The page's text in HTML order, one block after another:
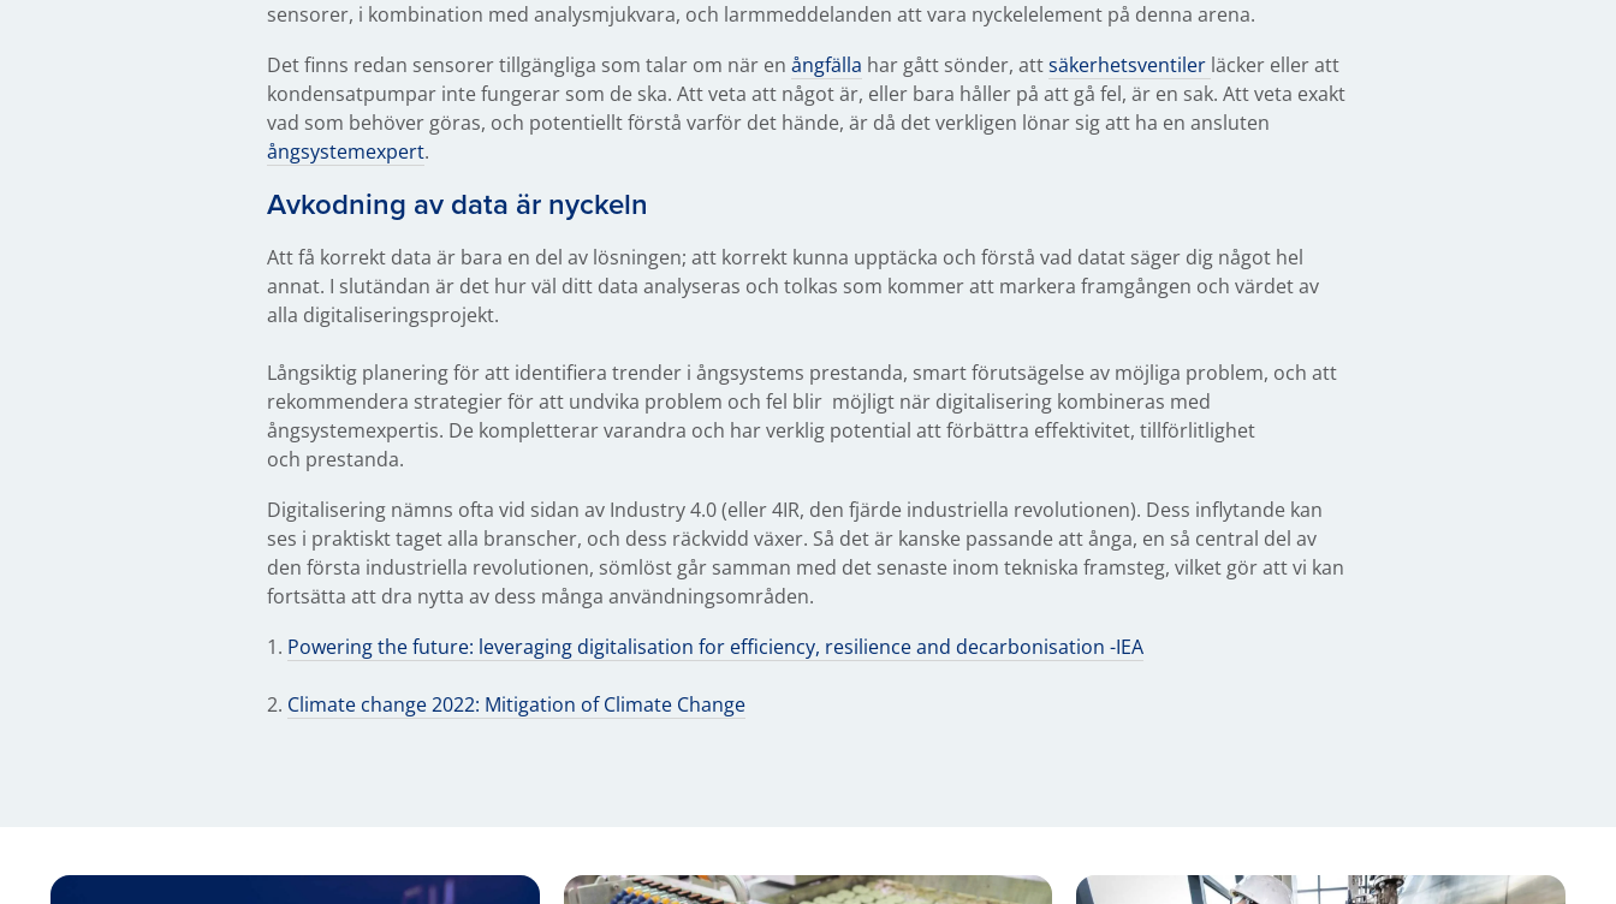
sensorer, i kombination med analysmjukvara, och larmmeddelanden att vara nyckelelement på denna arena.
Det finns redan sensorer tillgängliga som talar om när en ångfälla har gått sönder, attsäkerhetsventiler läcker eller att
kondensatpumpar inte fungerar som de ska. Att veta att något är, eller bara håller på att gå fel, är en sak. Att veta exakt
vad som behöver göras, och potentiellt förstå varför det hände, är då det verkligen lönar sig att ha en ansluten
ångsystemexpert.
Avkodning av data är nyckeln
Att få korrekt data är bara en del av lösningen; att korrekt kunna upptäcka och förstå vad datat säger dig något hel
annat. I slutändan är det hur väl ditt data analyseras och tolkas som kommer att markera framgången och värdet av
alla digitaliseringsprojekt.
Långsiktig planering för att identifiera trender i ångsystems prestanda, smart förutsägelse av möjliga problem, och att
rekommendera strategier för att undvika problem och fel blir möjligt när digitalisering kombineras med
ångsystemexpertis. De kompletterar varandra och har verklig potential att förbättra effektivitet, tillförlitlighet
och prestanda.
Digitalisering nämns ofta vid sidan av Industry 4.0 (eller 4IR, den fjärde industriella revolutionen). Dess inflytande kan
ses i praktiskt taget alla branscher, och dess räckvidd växer. Så det är kanske passande att ånga, en så central del av
den första industriella revolutionen, sömlöst går samman med det senaste inom tekniska framsteg, vilket gör att vi kan
fortsätta att dra nytta av dess många användningsområden.
1. Powering the future: leveraging digitalisation for efficiency, resilience and decarbonisation -IEA
2. Climate change 2022: Mitigation of Climate Change